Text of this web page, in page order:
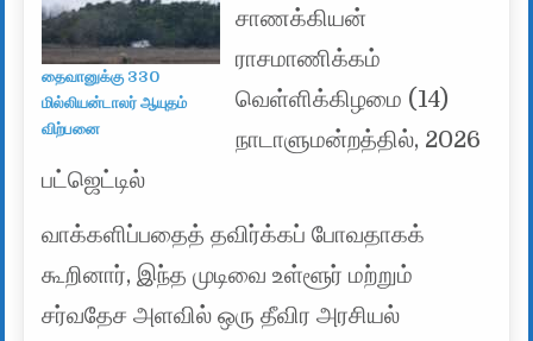
தைவானுக்கு 330
மில்லியன்டாலர் ஆயுதம்
விற்பனை
சாணக்கியன்
ராசமாணிக்கம்
வெள்ளிக்கிழமை (14)
நாடாளுமன்றத்தில், 2026
பட்ஜெட்டில்
வாக்களிப்பதைத் தவிர்க்கப் போவதாகக்
கூறினார், இந்த முடிவை உள்ளூர் மற்றும்
சர்வதேச அளவில் ஒரு தீவிர அரசியல்